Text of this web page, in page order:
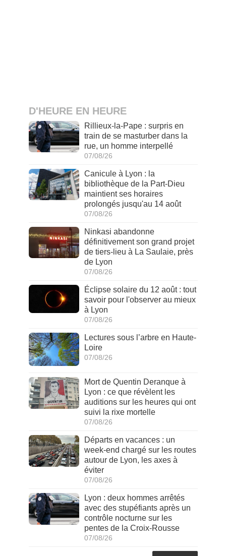
D'HEURE EN HEURE
Rillieux-la-Pape : surpris en
train de se masturber dans la
rue, un homme interpellé
07/08/26
Canicule à Lyon : la
bibliothèque de la Part-Dieu
maintient ses horaires
prolongés jusqu'au 14 août
07/08/26
Ninkasi abandonne
définitivement son grand projet
de tiers-lieu à La Saulaie, près
de Lyon
07/08/26
Éclipse solaire du 12 août : tout
savoir pour l'observer au mieux
à Lyon
07/08/26
Lectures sous l’arbre en Haute-
Loire
07/08/26
Mort de Quentin Deranque à
Lyon : ce que révèlent les
auditions sur les heures qui ont
suivi la rixe mortelle
07/08/26
Départs en vacances : un
week-end chargé sur les routes
autour de Lyon, les axes à
éviter
07/08/26
Lyon : deux hommes arrêtés
avec des stupéfiants après un
contrôle nocturne sur les
pentes de la Croix-Rousse
07/08/26